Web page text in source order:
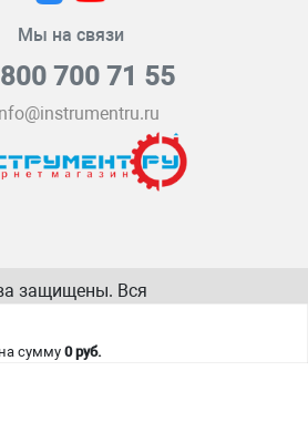
Мы на связи
700 71 55
защищены. Вся
на сумму 0 руб.